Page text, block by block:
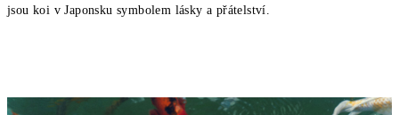
jsou koi v Japonskusymbolem lásky a přátelství.